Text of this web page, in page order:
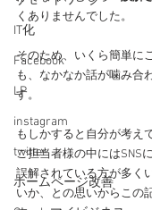
IT化
Facebook
LP
instagram
twitter
ホームページ改善
くありませんでした。
そのため、いくら簡単に
も、なかなか話が噛み合
す。
もしかすると自分が考え
ご担当者様の中にはSNS
誤解されている方が多く
いか、との思いからこの